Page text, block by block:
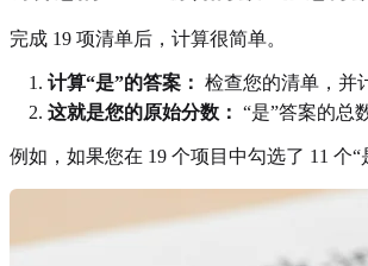
完成 19 项清单后，计算很简单。
计算“是”的答案： 检查您的清单，并
这就是您的原始分数： “是”答案的总
例如，如果您在 19 个项目中勾选了 11 个